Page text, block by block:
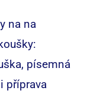
na na
písemná
příprava